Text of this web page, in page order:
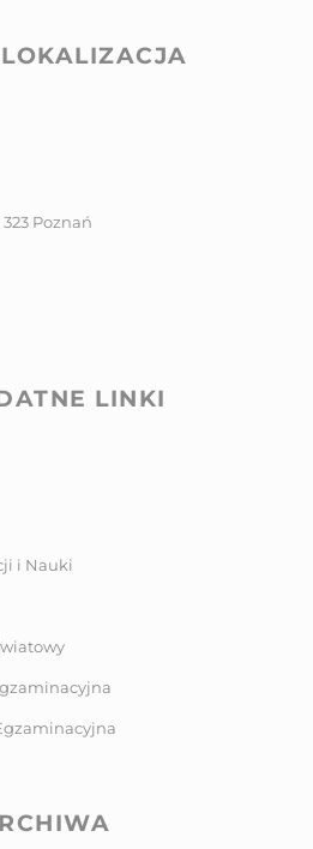
323 Poznań
LINKI
i Nauki